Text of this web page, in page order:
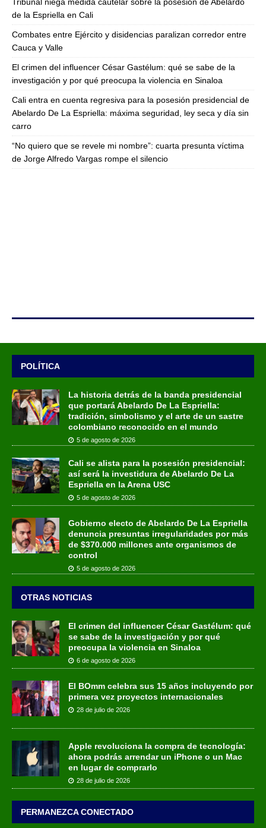
de la Espriella en Cali
Combates entre Ejército y disidencias paralizan corredor entre
Cauca y Valle
El crimen del influencer César Gastélum: qué se sabe de la
investigación y por qué preocupa la violencia en Sinaloa
Cali entra en cuenta regresiva para la posesión presidencial de
Abelardo De La Espriella: máxima seguridad, ley seca y día sin
carro
“No quiero que se revele mi nombre”: cuarta presunta víctima
de Jorge Alfredo Vargas rompe el silencio
POLÍTICA
La historia detrás de la banda presidencial
que portará Abelardo De La Espriella:
tradición, simbolismo y el arte de un sastre
colombiano reconocido en el mundo
5 de agosto de 2026
Cali se alista para la posesión presidencial:
así será la investidura de Abelardo De La
Espriella en la Arena USC
5 de agosto de 2026
Gobierno electo de Abelardo De La Espriella
denuncia presuntas irregularidades por más
de $370.000 millones ante organismos de
control
5 de agosto de 2026
OTRAS NOTICIAS
El crimen del influencer César Gastélum: qué
se sabe de la investigación y por qué
preocupa la violencia en Sinaloa
6 de agosto de 2026
El BOmm celebra sus 15 años incluyendo por
primera vez proyectos internacionales
28 de julio de 2026
Apple revoluciona la compra de tecnología:
ahora podrás arrendar un iPhone o un Mac
en lugar de comprarlo
28 de julio de 2026
PERMANEZCA CONECTADO